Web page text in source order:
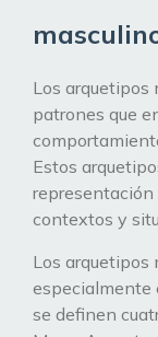
Los arquetipos
patrones que
Estos
contextos y
Los arquetipos
especialmente
se definen